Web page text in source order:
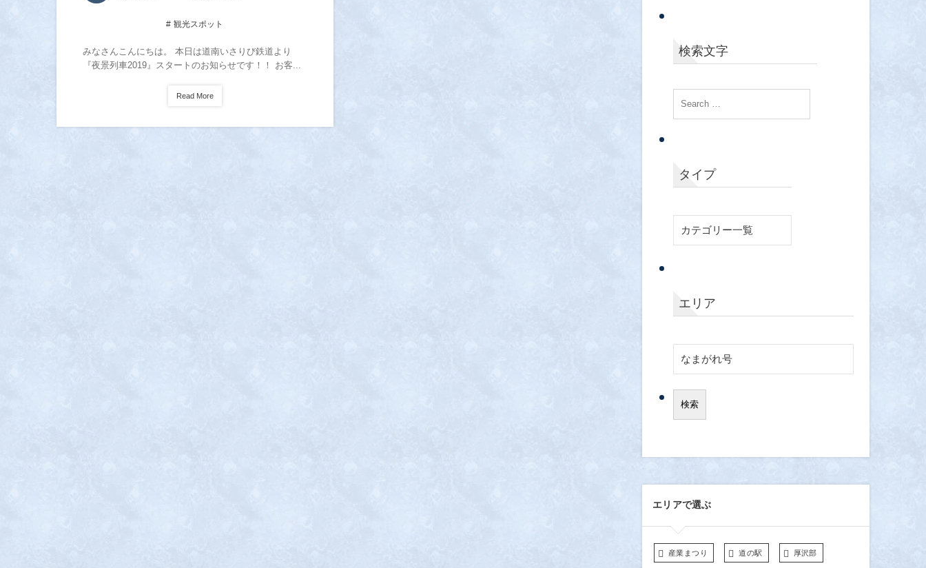
観光スポット
みなさんこんにちは。 本日は道南いさりび鉄道より
『夜景列車2019』スタートのお知らせです！！ お客...
Read More
検索文字
タイプ
エリア
エリアで選ぶ
産業まつり 道の駅 厚沢部